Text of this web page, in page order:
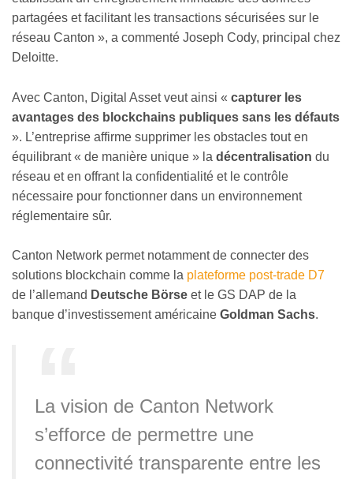
partagées et facilitant les transactions sécurisées sur le
réseau Canton », a commenté Joseph Cody, principal chez
Deloitte.
Avec Canton, Digital Asset veut ainsi « capturer les
avantages des blockchains publiques sans les défauts
». L’entreprise affirme supprimer les obstacles tout en
équilibrant « de manière unique » la décentralisation du
réseau et en offrant la confidentialité et le contrôle
nécessaire pour fonctionner dans un environnement
réglementaire sûr.
Canton Network permet notamment de connecter des
solutions blockchain comme la plateforme post-trade D7
de l’allemand Deutsche Börse et le GS DAP de la
banque d’investissement américaine Goldman Sachs.
La vision de Canton Network
s’efforce de permettre une
connectivité transparente entre les